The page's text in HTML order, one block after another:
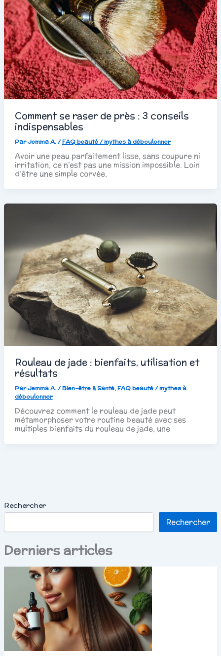
Rechercher
Rechercher
Derniers articles
Comment se raser de près : 3 conseils
indispensables
ParJemma A./FAQ beauté / mythes à déboulonner
Avoir une peau parfaitement lisse, sans coupure ni
irritation, ce n’est pas une mission impossible. Loin
d’être une simple corvée,
Rouleau de jade : bienfaits, utilisation et
résultats
ParJemma A./Bien-être & Santé,FAQ beauté / mythes à
déboulonner
Découvrez comment le rouleau de jade peut
métamorphoser votre routine beauté avec ses
multiples bienfaits du rouleau de jade, une